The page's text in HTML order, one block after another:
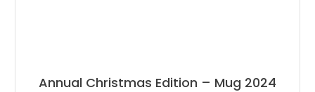
Annual Christmas Edition – Mug 2024